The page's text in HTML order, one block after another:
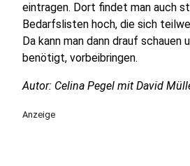
eintragen. Dort findet man auch
Bedarfslisten hoch, die sich
Da kann man dann drauf schauen
benötigt, vorbeibringen.
Autor: Celina Pegel mit David
Anzeige